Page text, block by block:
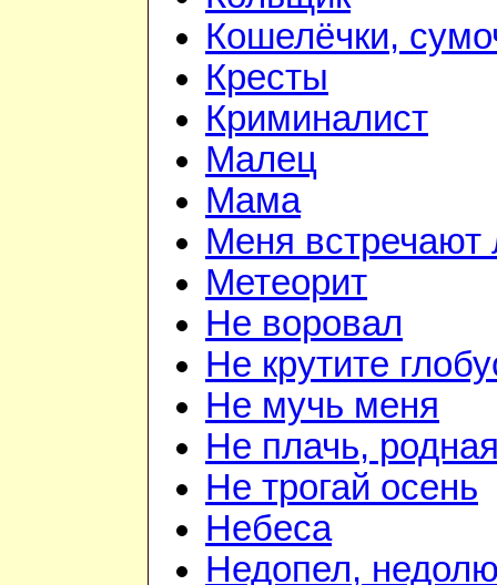
Кошелёчки,
Кресты
Криминалист
Малец
Мама
Меня встречают
Метеорит
Не воровал
Не крутите
Не мучь меня
Не плачь,
Не трогай осень
Небеса
Недопел,